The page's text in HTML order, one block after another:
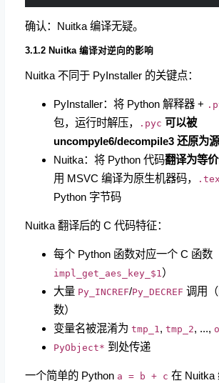
确认：Nuitka 编译无疑。
3.1.2 Nuitka 编译对逆向的影响
Nuitka 不同于 PyInstaller 的关键点：
PyInstaller：将 Python 解释器 +
包，运行时解压，
.pyc 可以被
uncompyle6/decompile3 还原为
Nuitka：将 Python 代码翻译为等
用 MSVC 编译为原生机器码，
Python 字节码
Nuitka 翻译后的 C 代码特征：
每个 Python 函数对应一个 C 函数
impl_get_aes_key_$1 ）
大量 Py_INCREF/Py_DECREF 调用
数）
变量名被混淆为 tmp_1 , tmp_2, ...,
PyObject* 到处传递
一个简单的 Python a = b + c 在 Nuitka